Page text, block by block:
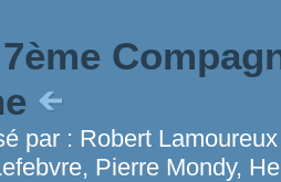
par : Robert Lamoureux
Pierre Mondy,